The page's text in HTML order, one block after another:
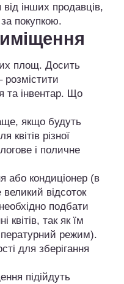
інших продавців,
покупкою.
площ. Досить
розмістити
та інвентар. Що
якщо будуть
квітів різної
і поличне
або кондиціонер (в
великий відсоток
подбати
квітів, так як їм
режим).
для зберігання
підійдуть